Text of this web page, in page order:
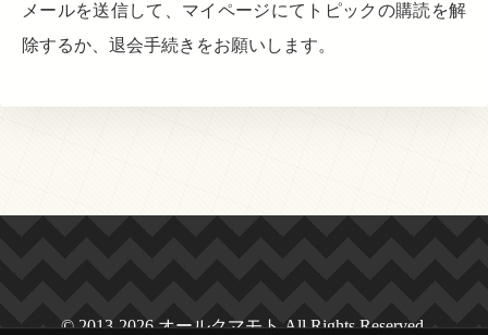
メールを送信して、マイページにてトピックの購読を解
除するか、退会手続きをお願いします。
© 2013-2026 オールクマモト All Rights Reserved.